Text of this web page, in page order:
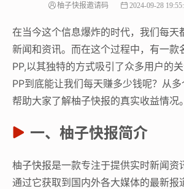
柚子快报邀请码 2024-09-28
在当今这个信息爆炸的时代，我们每天
新闻和资讯。而在这个过程中，有一款
PP,以其独特的方式吸引了众多用户的
PP到底能让我们每天赚多少钱呢？从多
帮助大家了解柚子快报的真实收益情况。
一、柚子快报简介
柚子快报是一款专注于提供实时新闻资
通过它获取到国内外各大媒体的最新报